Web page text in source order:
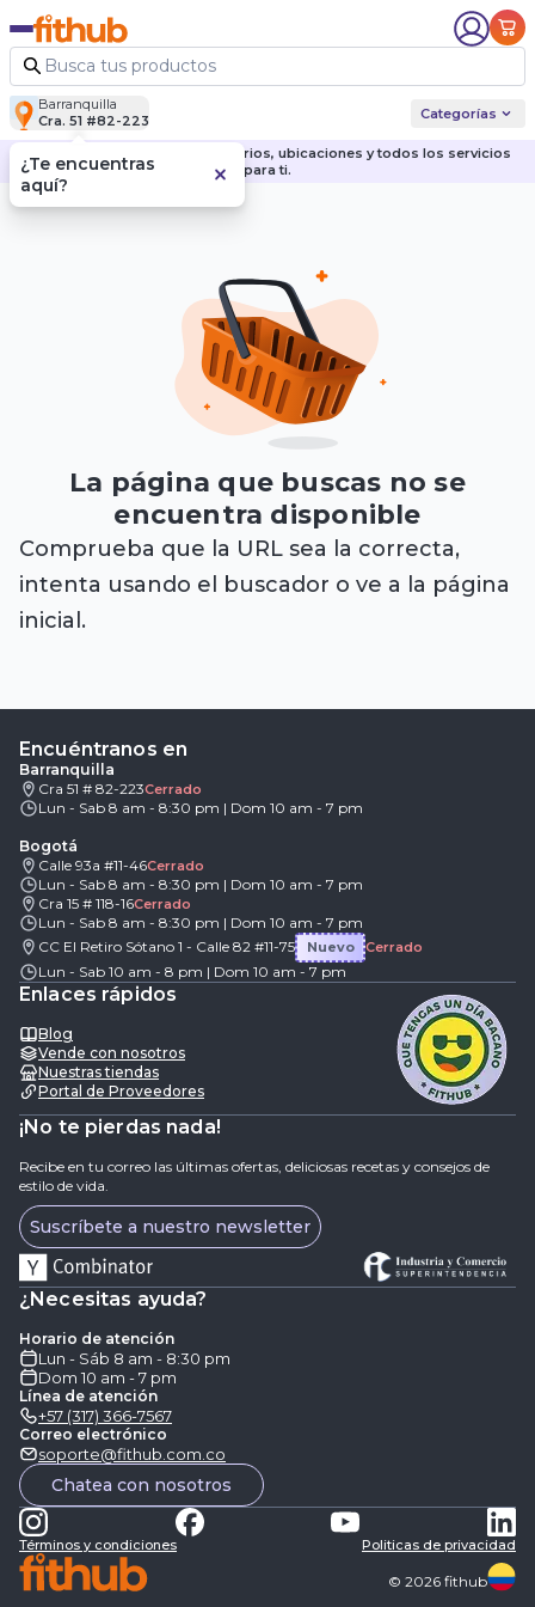
Barranquilla
Cra. 51 #82-223
Categorías
Descubre nuestras sedes, horarios, ubicaciones y todos los servicios
para ti.
La página que buscas no se
encuentra disponible
Comprueba que la URL sea la correcta,
intenta usando el buscador o ve a la página
inicial.
Encuéntranos en
Barranquilla
Cra 51 # 82-223Cerrado
Lun - Sab 8 am - 8:30 pm | Dom 10 am - 7 pm
Bogotá
Calle 93a #11-46Cerrado
Lun - Sab 8 am - 8:30 pm | Dom 10 am - 7 pm
Cra 15 # 118-16Cerrado
Lun - Sab 8 am - 8:30 pm | Dom 10 am - 7 pm
CC El Retiro Sótano 1 - Calle 82 #11-75
Nuevo Cerrado
Lun - Sab 10 am - 8 pm | Dom 10 am - 7 pm
Enlaces rápidos
Blog
Vende con nosotros
Nuestras tiendas
Portal de Proveedores
¡No te pierdas nada!
Recibe en tu correo las últimas ofertas, deliciosas recetas y consejos de
estilo de vida.
Suscríbete a nuestro newsletter
¿Necesitas ayuda?
Horario de atención
Lun - Sáb 8 am - 8:30 pm
Dom 10 am - 7 pm
Línea de atención
+57 (317) 366-7567
Correo electrónico
soporte@fithub.com.co
Chatea con nosotros
Términos y condiciones Politicas de privacidad
© 2026 fithub
¿Te encuentras
aquí?